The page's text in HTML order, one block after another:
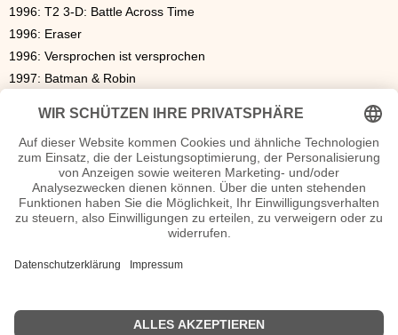
1996: T2 3-D: Battle Across Time
1996: Eraser
1996: Versprochen ist versprochen
1997: Batman & Robin
2000: The 6th Day
2001: Dr. Dolittle 2,
2002: Liberty's Kids: Est. 1776
2002: Collateral Damage – Zeit der Vergeltung
2003: Terminator 3 – Rebellion der Maschinen
2003: Welcome to the Jungle
Arnold Schwarzenegger Biografie